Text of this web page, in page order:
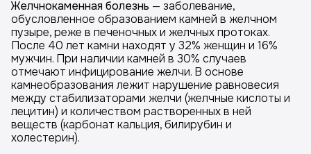
Желчнокаменная болезнь — заболевание,
обусловленное образованием камней в желчном
пузыре, реже в печеночных и желчных протоках.
После 40 лет камни находят у 32% женщин и 16%
мужчин. При наличии камней в 30% случаев
отмечают инфицирование желчи. В основе
камнеобразования лежит нарушение равновесия
между стабилизаторами желчи (желчные кислоты и
лецитин) и количеством растворенных в ней
веществ (карбонат кальция, билирубин и
холестерин).